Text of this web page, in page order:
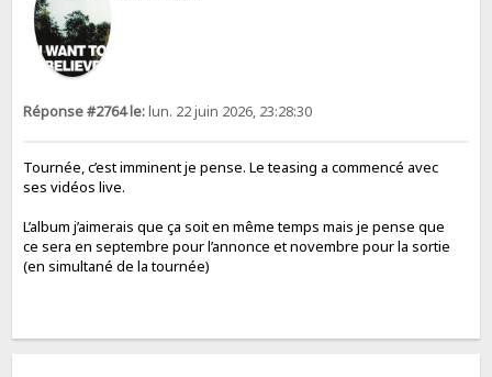
Réponse #2764 le:lun. 22 juin 2026, 23:28:30
Tournée, c’est imminent je pense. Le teasing a commencé avec
ses vidéos live.
L’album j’aimerais que ça soit en même temps mais je pense que
ce sera en septembre pour l’annonce et novembre pour la sortie
(en simultané de la tournée)